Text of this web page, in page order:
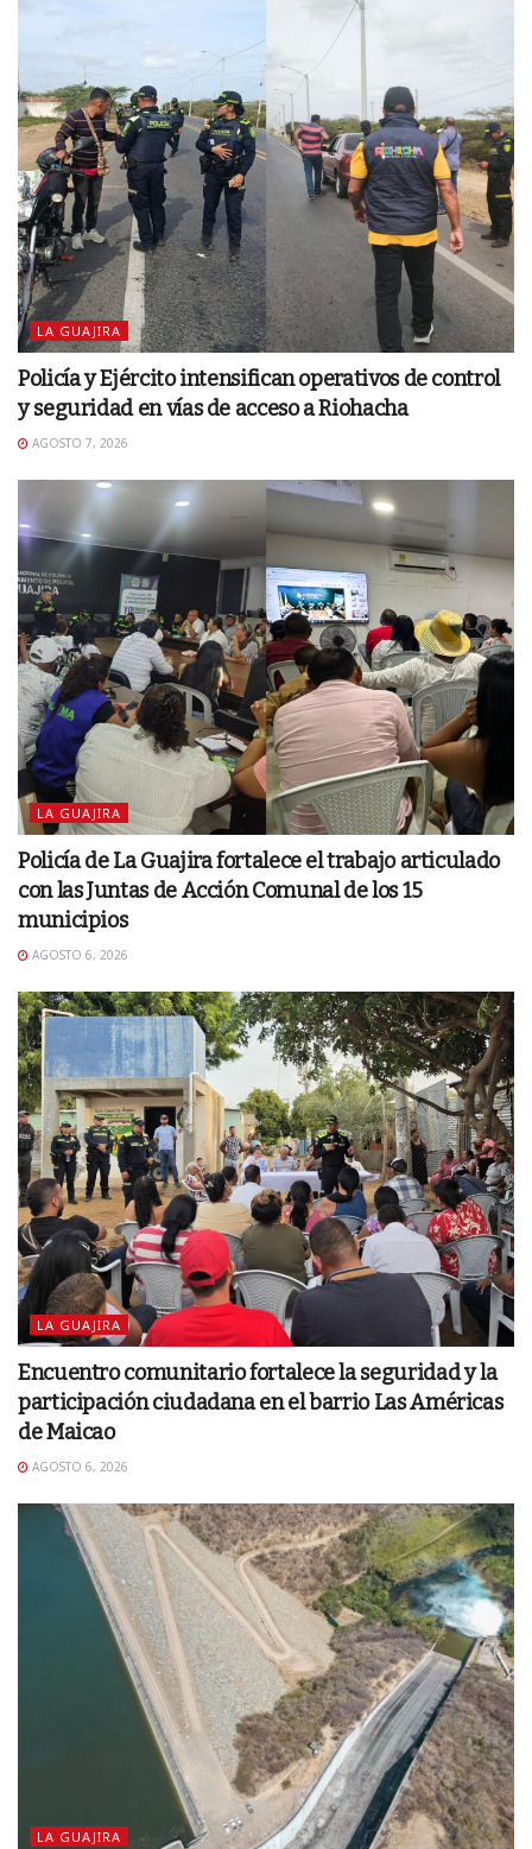
LA GUAJIRA
Policía y Ejército intensifican operativos de control
y seguridad en vías de acceso a Riohacha
AGOSTO 7, 2026
LA GUAJIRA
Policía de La Guajira fortalece el trabajo articulado
con las Juntas de Acción Comunal de los 15
municipios
AGOSTO 6, 2026
LA GUAJIRA
Encuentro comunitario fortalece la seguridad y la
participación ciudadana en el barrio Las Américas
de Maicao
AGOSTO 6, 2026
LA GUAJIRA